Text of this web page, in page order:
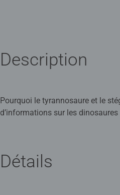
Description
Pourquoi le tyrannosaure et le
d’informations sur les
Détails